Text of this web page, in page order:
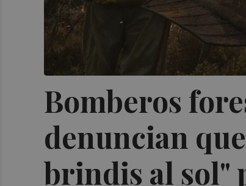
Bomberos
denuncian
brindis al sol"